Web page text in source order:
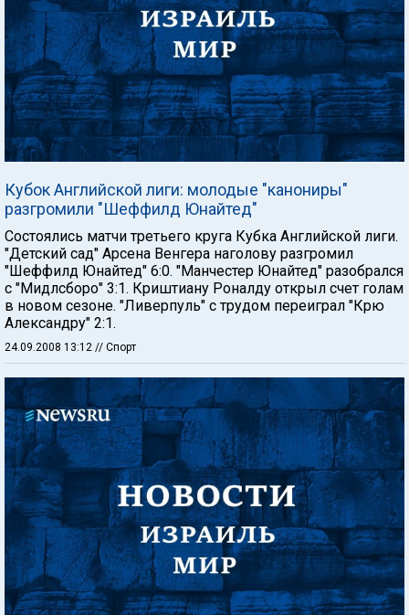
Кубок Английской лиги: молодые "канониры"
разгромили "Шеффилд Юнайтед"
Состоялись матчи третьего круга Кубка Английской лиги.
"Детский сад" Арсена Венгера наголову разгромил
"Шеффилд Юнайтед" 6:0. "Манчестер Юнайтед" разобрался
с "Мидлсборо" 3:1. Криштиану Роналду открыл счет голам
в новом сезоне. "Ливерпуль" с трудом переиграл "Крю
Александру" 2:1.
24.09.2008 13:12 // Спорт